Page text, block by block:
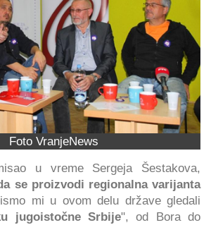
Foto VranjeNews
u vreme Sergeja Šestakova,
se proizvodi regionalna varijanta
mi u ovom delu države gledali
jugoistočne Srbije", od Bora do